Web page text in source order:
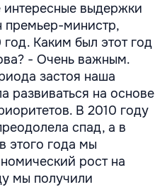
выдержки
премьер-министр,
Каким был этот год
- Очень важным.
застоя наша
развиваться на основе
В 2010 году
спад, а в
этого года мы
рост на
мы получили